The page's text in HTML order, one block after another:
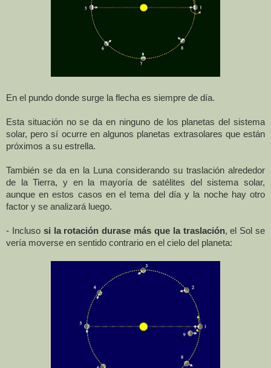
En el pundo donde surge la flecha es siempre de día.
Esta situación no se da en ninguno de los planetas del sistema
solar, pero sí ocurre en algunos planetas extrasolares que están
próximos a su estrella.
También se da en la Luna considerando su traslación alrededor
de la Tierra, y en la mayoría de satélites del sistema solar,
aunque en estos casos en el tema del día y la noche hay otro
factor y se analizará luego.
- Inclusosi la rotación durase más que la traslación, el Sol se
vería moverse en sentido contrario en el cielo del planeta: